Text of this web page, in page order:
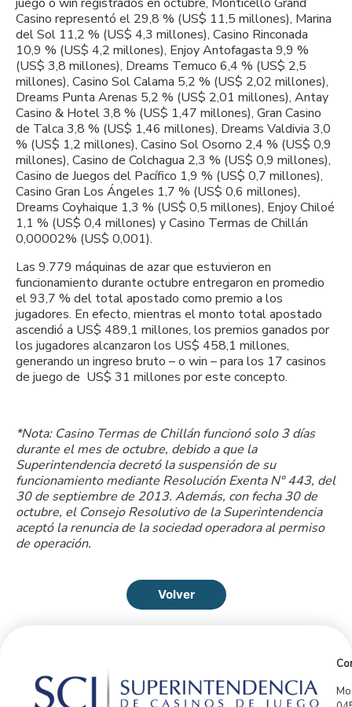
Casino representó el 29,8 % (US$ 11,5 millones), Marina
del Sol 11,2 % (US$ 4,3 millones), Casino Rinconada
10,9 % (US$ 4,2 millones), Enjoy Antofagasta 9,9 %
(US$ 3,8 millones), Dreams Temuco 6,4 % (US$ 2,5
millones), Casino Sol Calama 5,2 % (US$ 2,02 millones),
Dreams Punta Arenas 5,2 % (US$ 2,01 millones), Antay
Casino & Hotel 3,8 % (US$ 1,47 millones), Gran Casino
de Talca 3,8 % (US$ 1,46 millones), Dreams Valdivia 3,0
% (US$ 1,2 millones), Casino Sol Osorno 2,4 % (US$ 0,9
millones), Casino de Colchagua 2,3 % (US$ 0,9 millones),
Casino de Juegos del Pacífico 1,9 % (US$ 0,7 millones),
Casino Gran Los Ángeles 1,7 % (US$ 0,6 millones),
Dreams Coyhaique 1,3 % (US$ 0,5 millones), Enjoy Chiloé
1,1 % (US$ 0,4 millones) y Casino Termas de Chillán
0,00002% (US$ 0,001).
Las 9.779 máquinas de azar que estuvieron en
funcionamiento durante octubre entregaron en promedio
el 93,7 % del total apostado como premio a los
jugadores. En efecto, mientras el monto total apostado
ascendió a US$ 489,1 millones, los premios ganados por
los jugadores alcanzaron los US$ 458,1 millones,
generando un ingreso bruto – o win – para los 17 casinos
de juego de US$ 31 millones por este concepto.
*Nota: Casino Termas de Chillán funcionó solo 3 días
durante el mes de octubre, debido a que la
Superintendencia decretó la suspensión de su
funcionamiento mediante Resolución Exenta N° 443, del
30 de septiembre de 2013. Además, con fecha 30 de
octubre, el Consejo Resolutivo de la Superintendencia
aceptó la renuncia de la sociedad operadora al permiso
de operación.
Volver